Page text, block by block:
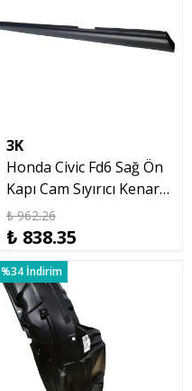
3K
Honda Civic Fd6 Sağ Ön
Kapı Cam Sıyırıcı Kenar
Fitil Çıtası 2007 12
₺ 962.26
₺ 838.35
%34 İndirim